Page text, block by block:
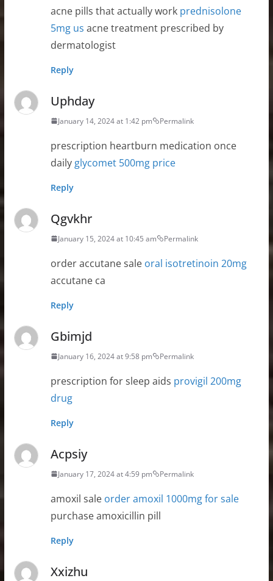
acne pills that actually work prednisolone
5mg us acne treatment prescribed by
dermatologist
Reply
Uphday
January 14, 2024 at 1:42 pm Permalink
prescription heartburn medication once
daily glycomet 500mg price
Reply
Qgvkhr
January 15, 2024 at 10:45 am Permalink
order accutane sale oral isotretinoin 20mg
accutane ca
Reply
Gbimjd
January 16, 2024 at 9:58 pm Permalink
prescription for sleep aids provigil 200mg
drug
Reply
Acpsiy
January 17, 2024 at 4:59 pm Permalink
amoxil sale order amoxil 1000mg for sale
purchase amoxicillin pill
Reply
Xxizhu